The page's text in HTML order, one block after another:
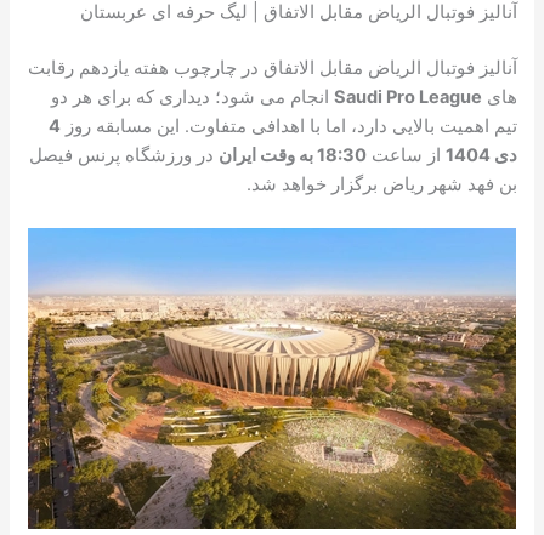
آنالیز فوتبال الریاض مقابل الاتفاق | لیگ حرفه ای عربستان
آنالیز فوتبال الریاض مقابل الاتفاق در چارچوب هفته یازدهم رقابت
های Saudi Pro League انجام می شود؛ دیداری که برای هر دو
تیم اهمیت بالایی دارد، اما با اهدافی متفاوت. این مسابقه روز4
دی 1404
از ساعت18:30 به وقت ایران
در ورزشگاه پرنس فیصل
بن فهد شهر ریاض برگزار خواهد شد.